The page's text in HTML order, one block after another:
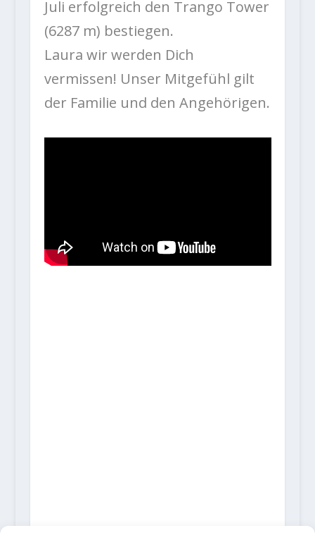
Juli erfolgreich den Trango Tower
(6287 m) bestiegen.
Laura wir werden Dich
vermissen! Unser Mitgefühl gilt
der Familie und den Angehörigen.